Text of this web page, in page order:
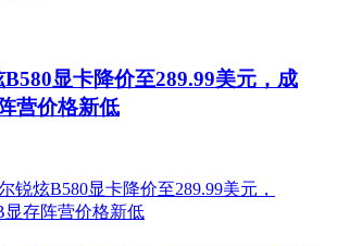
显卡降价至289.99美元，成
营价格新低